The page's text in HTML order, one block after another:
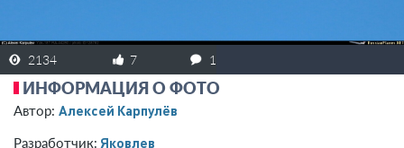
2134 7 1
ИНФОРМАЦИЯ О ФОТО
Автор: Алексей Карпулёв
Разработчик: Яковлев